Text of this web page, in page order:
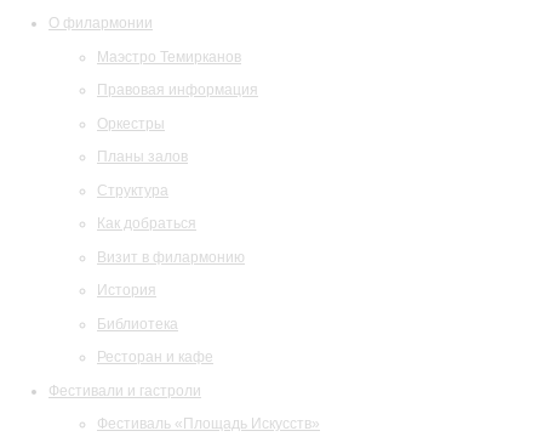
О филармонии
Маэстро Темирканов
Правовая информация
Оркестры
Планы залов
Структура
Как добраться
Визит в филармонию
История
Библиотека
Ресторан и кафе
Фестивали и гастроли
Фестиваль «Площадь Искусств»